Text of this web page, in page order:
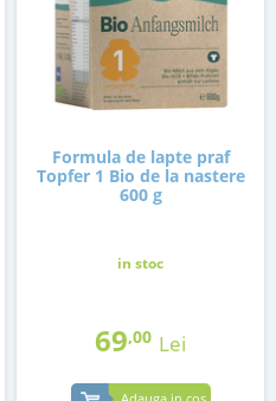
Formula de lapte praf
Topfer 1 Bio de la nastere
600 g
in stoc
69,00 Lei